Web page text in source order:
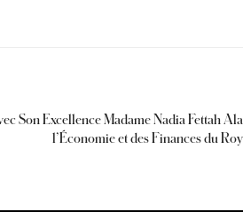
Son Excellence Madame Nadia Fettah
l’Économie et des Finances du